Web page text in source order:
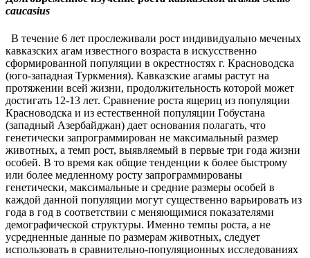
caucasius
В течение 6 лет прослеживали рост индивидуально меченых
кавказских агам известного возраста в искусственно
сформированной популяции в окрестностях г. Красноводска
(юго-западная Туркмения). Кавказские агамы растут на
протяжении всей жизни, продолжительность которой может
достигать 12-13 лет. Сравнение роста ящериц из популяции
Красноводска и из естественной популяции Гобустана
(западный Азербайджан) дает основания полагать, что
генетически запрограммирован не максимальный размер
животных, а темп рост, выявляемый в первые три года жизни
особей. В то время как общие тенденции к более быстрому
или более медленному росту запрограммированы
генетически, максимальные и средние размеры особей в
каждой данной популяции могут существенно варьировать из
года в год в соответствии с меняющимися показателями
демографической структуры. Именно темпы роста, а не
усредненные данные по размерам животных, следует
использовать в сравнительно-популяционных исследованиях